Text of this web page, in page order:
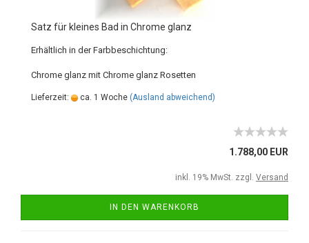
Satz für kleines Bad in Chrome glanz
Erhältlich in der Farbbeschichtung:
Chrome glanz mit Chrome glanz Rosetten
Lieferzeit: ca. 1 Woche (Ausland abweichend)
1.788,00 EUR
inkl. 19% MwSt. zzgl. Versand
IN DEN WARENKORB